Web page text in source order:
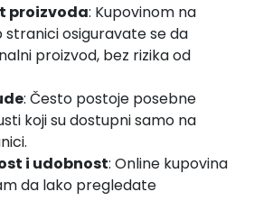
proizvoda: Kupovinom na
stranici osiguravate se da
proizvod, bez rizika od
: Često postoje posebne
koji su dostupni samo na
i udobnost: Online kupovina
da lako pregledate